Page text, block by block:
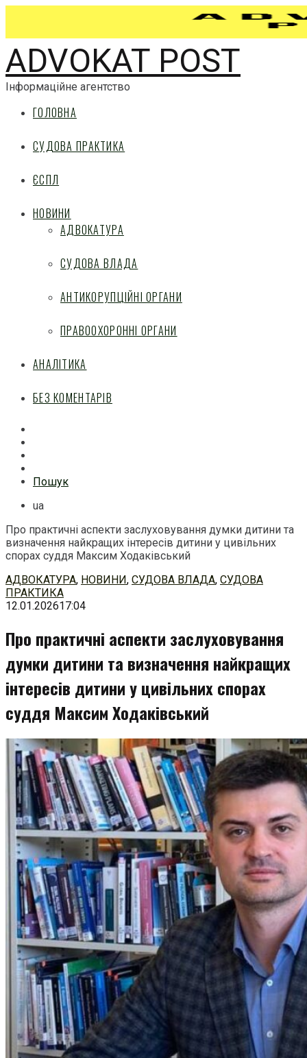
ADVOKAT POST
Інформаційне агентство
ГОЛОВНА
СУДОВА ПРАКТИКА
ЄСПЛ
НОВИНИ
АДВОКАТУРА
СУДОВА ВЛАДА
АНТИКОРУПЦІЙНІ ОРГАНИ
ПРАВООХОРОННІ ОРГАНИ
АНАЛІТИКА
БЕЗ КОМЕНТАРІВ
Пошук
ua
Про практичні аспекти заслуховування думки дитини та
визначення найкращих інтересів дитини у цивільних
спорах суддя Максим Ходаківський
Перейти
до
змісту
АДВОКАТУРА, НОВИНИ, СУДОВА ВЛАДА, СУДОВА
ПРАКТИКА
12.01.202617:04
Про практичні аспекти заслуховування
думки дитини та визначення найкращих
інтересів дитини у цивільних спорах
суддя Максим Ходаківський